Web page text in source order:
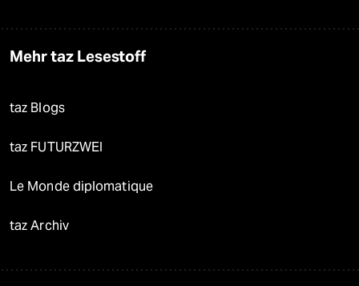
Mehr taz Lesestoff
taz Blogs
taz FUTURZWEI
Le Monde diplomatique
taz Archiv